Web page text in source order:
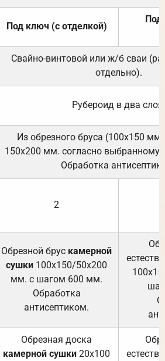
Под ключ (с отделкой)
Под
Свайно-винтовой или ж/б сваи
отдельно).
Рубероид в два слоя.
Из обрезного бруса (100х150
150х200 мм. согласно выбранному
Обработка
2
Обрезной брус камерной
сушки 100х150/50х200
мм. с шагом 600 мм.
Обработка
антисептиком.
Обрезная доска
камерной сушки 20х100